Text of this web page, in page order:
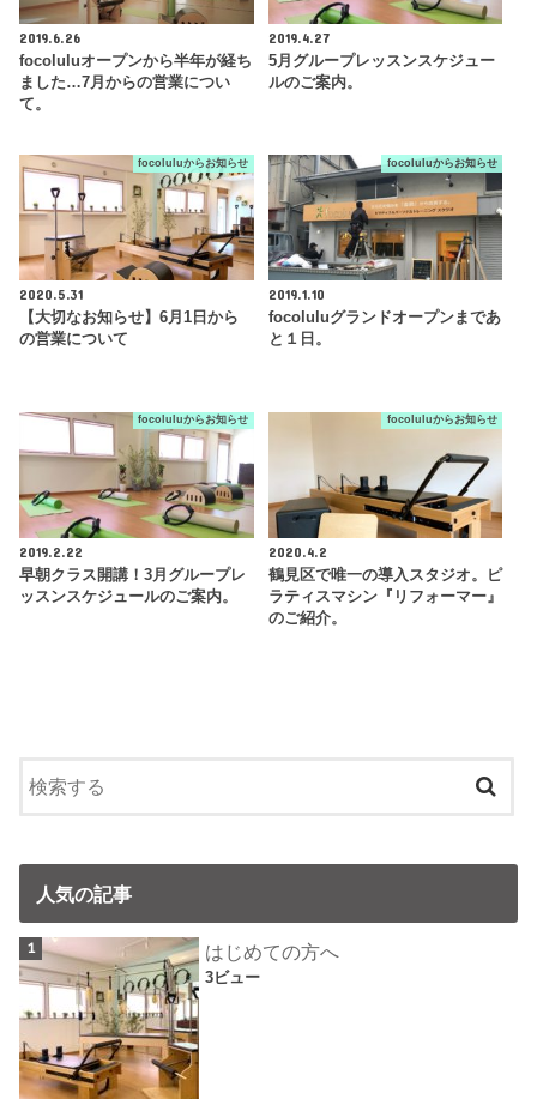
2019.6.26
focoluluオープンから半年が経ち
ました…7月からの営業につい
て。
2019.4.27
5月グループレッスンスケジュー
ルのご案内。
focoluluからお知らせ
2020.5.31
【大切なお知らせ】6月1日から
の営業について
focoluluからお知らせ
2019.1.10
focoluluグランドオープンまであ
と１日。
focoluluからお知らせ
2019.2.22
早朝クラス開講！3月グループレ
ッスンスケジュールのご案内。
focoluluからお知らせ
2020.4.2
鶴見区で唯一の導入スタジオ。ピ
ラティスマシン『リフォーマー』
のご紹介。
人気の記事
はじめての方へ
3ビュー